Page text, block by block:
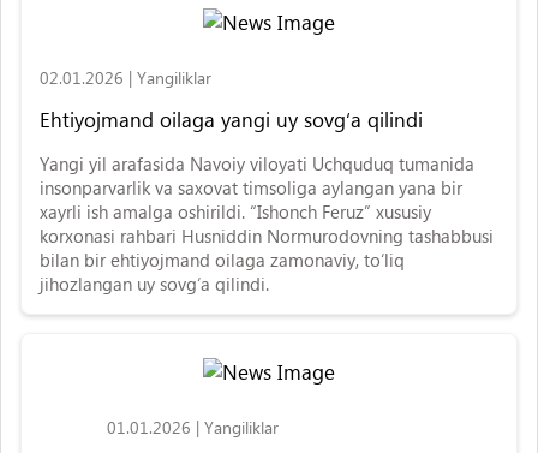
02.01.2026 | Yangiliklar
Ehtiyojmand oilaga yangi uy sovg‘a qilindi
Yangi yil arafasida Navoiy viloyati Uchquduq tumanida
insonparvarlik va saxovat timsoliga aylangan yana bir
xayrli ish amalga oshirildi. “Ishonch Feruz” xususiy
korxonasi rahbari Husniddin Normurodovning tashabbusi
bilan bir ehtiyojmand oilaga zamonaviy, to‘liq
jihozlangan uy sovg‘a qilindi.
01.01.2026 | Yangiliklar